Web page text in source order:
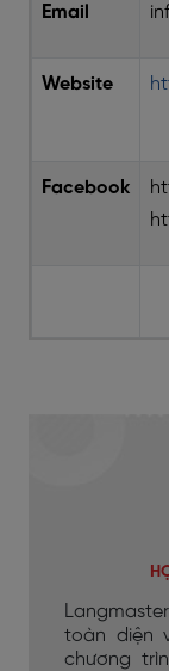
Email
Website
Facebook
toàn diện
chương